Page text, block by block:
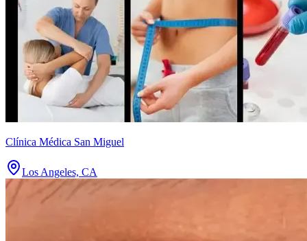
Clínica Médica San Miguel
Los Angeles, CA